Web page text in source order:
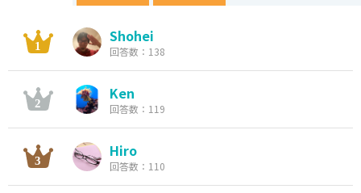
Shohei
回答数：138
Ken
回答数：119
Hiro
回答数：110